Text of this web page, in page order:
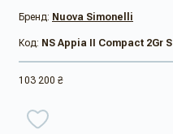
Бренд: Nuova Simonelli
Код: NS Appia II Compact 2Gr S
103 200 ₴